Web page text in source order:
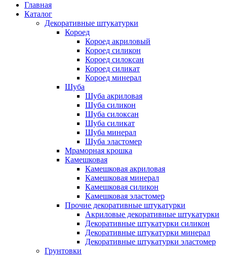
Главная
Каталог
Декоративные штукатурки
Короед
Короед акриловый
Короед силикон
Короед силоксан
Короед силикат
Короед минерал
Шуба
Шуба акриловая
Шуба силикон
Шуба силоксан
Шуба силикат
Шуба минерал
Шуба эластомер
Мраморная крошка
Камешковая
Камешковая акриловая
Камешковая минерал
Камешковая силикон
Камешковая эластомер
Прочие декоративные штукатурки
Акриловые декоративные штукатурки
Декоративные штукатурки силикон
Декоративные штукатурки минерал
Декоративные штукатурки эластомер
Грунтовки